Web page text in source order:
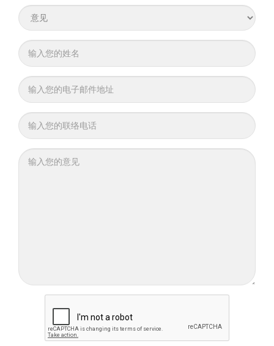
任
投
注
新
闻
就
业
们